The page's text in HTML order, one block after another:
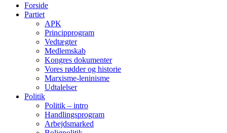
Forside
Partiet
APK
Principprogram
Vedtægter
Medlemskab
Kongres dokumenter
Vores rødder og historie
Marxisme-leninisme
Udtalelser
Politik
Politik – intro
Handlingsprogram
Arbejdsmarked